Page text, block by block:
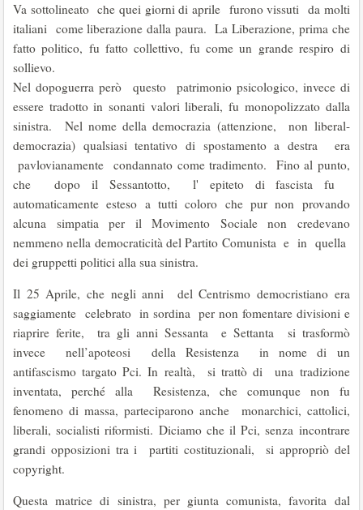
Va sottolineato che quei giorni di aprile furono vissuti da molti
italiani come liberazione dalla paura. La Liberazione, prima che
fatto politico, fu fatto collettivo, fu come un grande respiro di
sollievo.
Nel dopoguerra però questo patrimonio psicologico, invece di
essere tradotto in sonanti valori liberali, fu monopolizzato dalla
sinistra. Nel nome della democrazia (attenzione, non liberal-
democrazia) qualsiasi tentativo di spostamento a destra era
pavlovianamente condannato come tradimento. Fino al punto,
che dopo il Sessantotto, l' epiteto di fascista fu
automaticamente esteso a tutti coloro che pur non provando
alcuna simpatia per il Movimento Sociale non credevano
nemmeno nella democraticità del Partito Comunista e in quella
dei gruppetti politici alla sua sinistra.
Il 25 Aprile, che negli anni del Centrismo democristiano era
saggiamente celebrato in sordina per non fomentare divisioni e
riaprire ferite, tra gli anni Sessanta e Settanta si trasformò
invece nell’apoteosi della Resistenza in nome di un
antifascismo targato Pci. In realtà, si trattò di una tradizione
inventata, perché alla Resistenza, che comunque non fu
fenomeno di massa, parteciparono anche monarchici, cattolici,
liberali, socialisti riformisti. Diciamo che il Pci, senza incontrare
grandi opposizioni tra i partiti costituzionali, si appropriò del
copyright.
Questa matrice di sinistra, per giunta comunista, favorita dal